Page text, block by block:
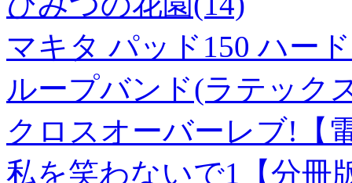
マキタ パッド150 ハー
ループバンド(ラテック
クロスオーバーレブ!【
私を笑わないで1【分冊